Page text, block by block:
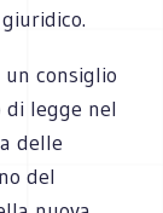
consiglio
legge nel
delle
del